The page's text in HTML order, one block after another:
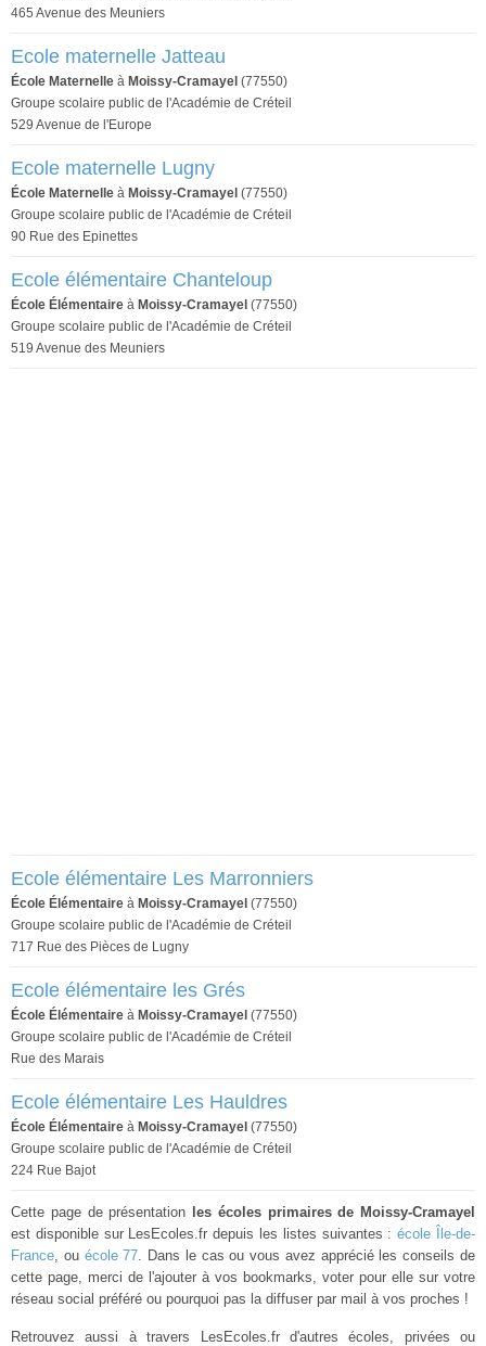
465 Avenue des Meuniers
Ecole maternelle Jatteau
École Maternelle à Moissy-Cramayel (77550)
Groupe scolaire public de l'Académie de Créteil
529 Avenue de l'Europe
Ecole maternelle Lugny
École Maternelle à Moissy-Cramayel (77550)
Groupe scolaire public de l'Académie de Créteil
90 Rue des Epinettes
Ecole élémentaire Chanteloup
École Élémentaire à Moissy-Cramayel (77550)
Groupe scolaire public de l'Académie de Créteil
519 Avenue des Meuniers
Ecole élémentaire Les Marronniers
École Élémentaire à Moissy-Cramayel (77550)
Groupe scolaire public de l'Académie de Créteil
717 Rue des Pièces de Lugny
Ecole élémentaire les Grés
École Élémentaire à Moissy-Cramayel (77550)
Groupe scolaire public de l'Académie de Créteil
Rue des Marais
Ecole élémentaire Les Hauldres
École Élémentaire à Moissy-Cramayel (77550)
Groupe scolaire public de l'Académie de Créteil
224 Rue Bajot
Cette page de présentation
les écoles primaires de Moissy-Cramayel
est disponible sur LesEcoles.fr depuis les listes suivantes :école Île-de-
France, ou école 77. Dans le cas ou vous avez apprécié les conseils de
cette page, merci de l'ajouter à vos bookmarks, voter pour elle sur votre
réseau social préféré ou pourquoi pas la diffuser par mail à vos proches !
Retrouvez aussi à travers LesEcoles.fr d'autres écoles, privées ou